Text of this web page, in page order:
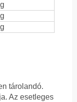
tárolandó.
Az esetleges